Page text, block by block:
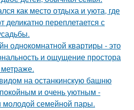
как место отдыха и уюта, где
переплетается с
однокомнатной квартиры - это
и ощущение простора
на останкинскую башню
и очень уютным -
семейной пары.